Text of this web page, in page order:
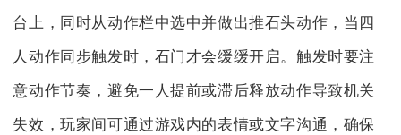
台上，同时从动作栏中选中并做出推石头动作，当四
人动作同步触发时，石门才会缓缓开启。触发时要注
意动作节奏，避免一人提前或滞后释放动作导致机关
失效，玩家间可通过游戏内的表情或文字沟通，确保